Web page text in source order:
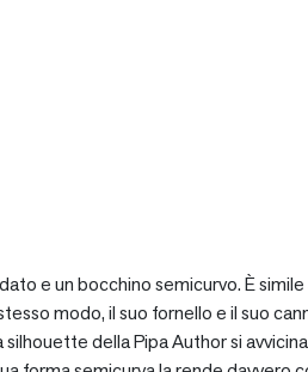
e un bocchino semicurvo. È
modo, il suo fornello e il suo
della Pipa Author si